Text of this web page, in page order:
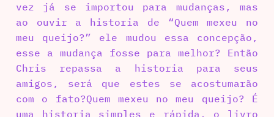
vez já se importou para mudanças, mas
ao ouvir a historia de “Quem mexeu no
meu queijo?” ele mudou essa concepção,
esse a mudança fosse para melhor? Então
Chris repassa a historia para seus
amigos, será que estes se acostumarão
com o fato?Quem mexeu no meu queijo? É
uma historia simples e rápida, o livro